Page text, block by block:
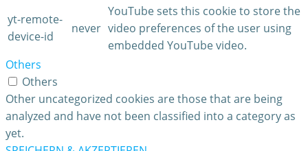
yt-remote-
device-id
never
YouTube sets this cookie to store the
video preferences of the user using
embedded YouTube video.
Others
Others
Other uncategorized cookies are those that are being
analyzed and have not been classified into a category as
yet.